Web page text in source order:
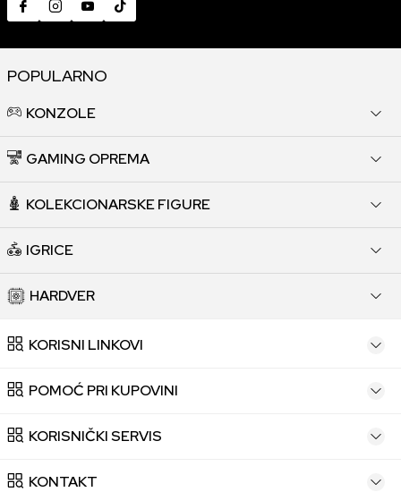
POPULARNO
KONZOLE
GAMING OPREMA
KOLEKCIONARSKE FIGURE
IGRICE
HARDVER
KORISNI LINKOVI
POMOĆ PRI KUPOVINI
KORISNIČKI SERVIS
KONTAKT